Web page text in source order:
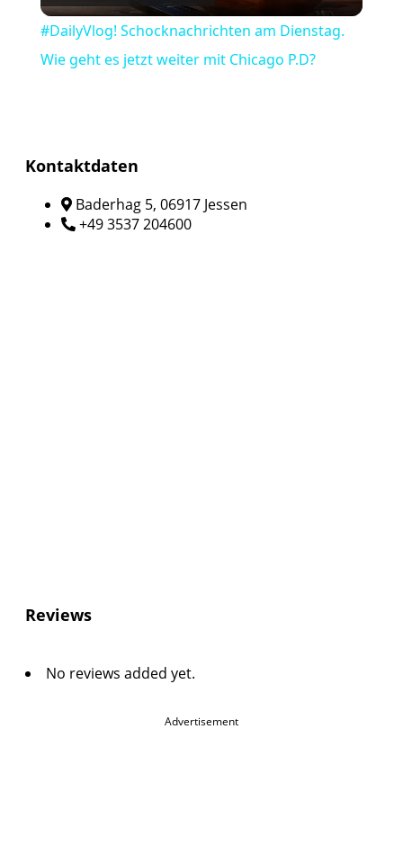
#DailyVlog! Schocknachrichten am Dienstag.
Wie geht es jetzt weiter mit Chicago P.D?
Kontaktdaten
Baderhag 5, 06917 Jessen
+49 3537 204600
Reviews
No reviews added yet.
Advertisement